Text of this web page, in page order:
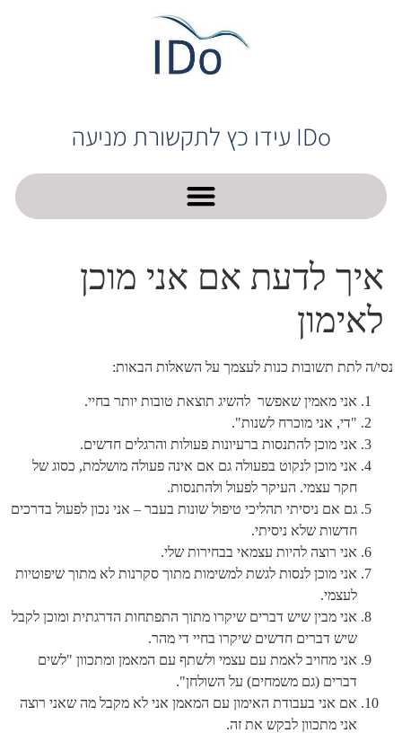
IDo עידו כץ לתקשורת מניעה
איך לדעת אם אני מוכן
לאימון
נסי/ה לתת תשובות כנות לעצמך על השאלות הבאות:
אני מאמין שאפשר להשיג תוצאת טובות יותר בחיי.
"די, אני מוכרח לשנות".
אני מוכן להתנסות ברעיונות פעולות והרגלים חדשים.
אני מוכן לנקוט בפעולה גם אם אינה פעולה מושלמת, כסוג של
חקר עצמי. העיקר לפעול ולהתנסות.
גם אם ניסיתי תהליכי טיפול שונות בעבר – אני נכון לפעול בדרכים
חדשות שלא ניסיתי.
אני רוצה להיות עצמאי בבחירות שלי.
אני מוכן לנסות לגשת למשימות מתוך סקרנות לא מתוך שיפוטיות
לעצמי.
אני מבין שיש דברים שיקרו מתוך התפתחות הדרגתית ומוכן לקבל
שיש דברים חדשים שיקרו בחיי די מהר.
אני מחויב לאמת עם עצמי ולשתף עם המאמן ומתכוון "לשים
דברים (גם משמחים) על השולחן".
אם אני בעבודת האימון עם המאמן אני לא מקבל מה שאני רוצה
אני מתכוון לבקש את זה.